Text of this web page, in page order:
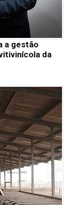
a gestão
da